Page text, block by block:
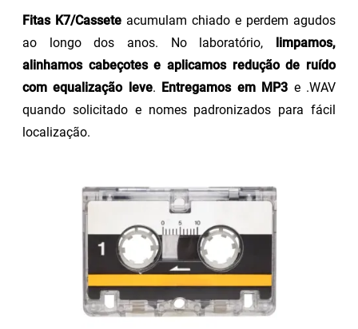
Fitas K7/Cassete acumulam chiado e perdem agudos
ao longo dos anos. No laboratório, limpamos,
alinhamos cabeçotes e aplicamos redução de ruído
com equalização leve. Entregamos em MP3 e .WAV
quando solicitado e nomes padronizados para fácil
localização.